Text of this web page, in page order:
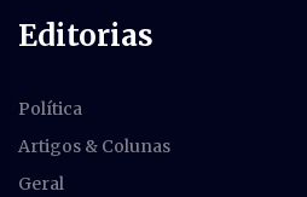
Editorias
Política
Artigos & Colunas
Geral